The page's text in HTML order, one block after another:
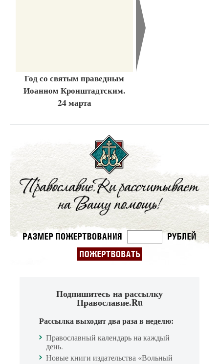
Год со святым праведным
Иоанном Кронштадтским.
24 марта
Подпишитесь на рассылку
Православие.Ru
Рассылка выходит два раза в неделю:
Православный календарь на каждый
день.
Новые книги издательства «Вольный